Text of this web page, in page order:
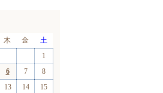
木 金
土
1
6 7
8
13 14 15